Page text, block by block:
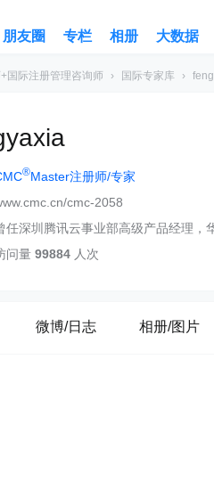
朋友圈 专栏 相册 大数据
国际注册管理咨询师 › 国际专家库 ›
®Master注册师/专家
cmc-2058
问量 99884 人次
微博/日志 相册/图片